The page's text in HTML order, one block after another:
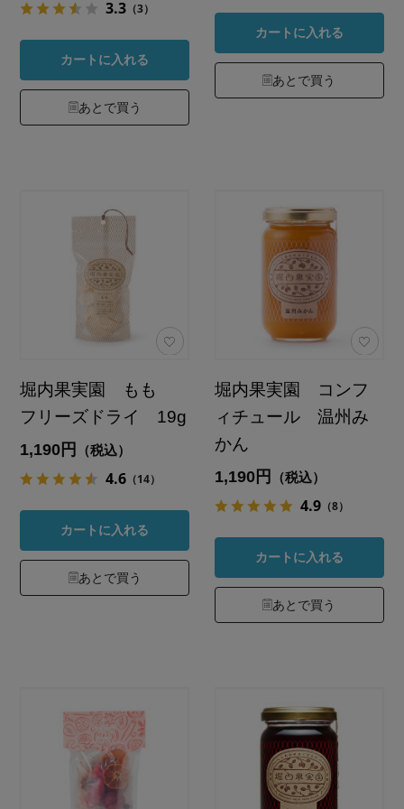
3.3 （3）
カートに入れる
あとで買う
カートに入れる
あとで買う
堀内果実園 もも
フリーズドライ 19g
1,190円 （税込）
4.6 （14）
カートに入れる
あとで買う
堀内果実園 コンフ
ィチュール 温州み
かん
1,190円 （税込）
4.9 （8）
カートに入れる
あとで買う